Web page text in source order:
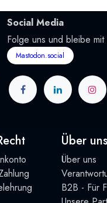
Social Media
Folge uns und bleibe mit
Mastodon.social
Über uns
Über uns
B2B - Für